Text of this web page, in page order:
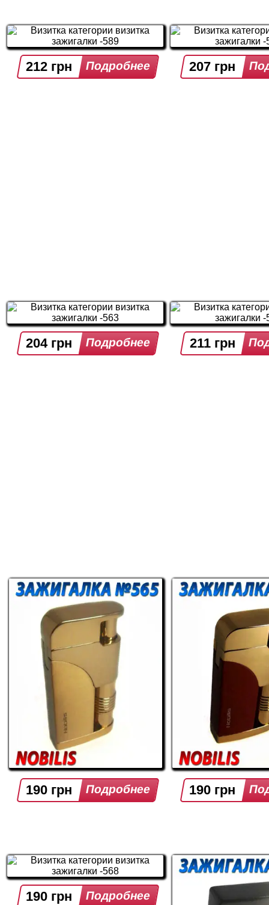
212 грн 207 грн
204 грн 211 грн
190 грн 190 грн
190 грн